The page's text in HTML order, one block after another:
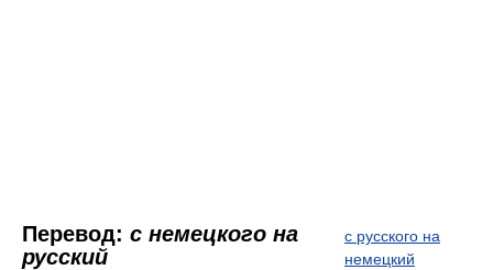
Перевод: с немецкого на
русский
с русского на
немецкий